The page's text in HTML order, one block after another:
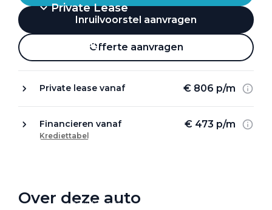
Private Lease
Terug
Berijdersinfo
Inruilvoorstel aanvragen
Offerte aanvragen
Private lease vanaf € 806 p/m
Financieren vanaf € 473 p/m
Krediettabel
Over deze auto